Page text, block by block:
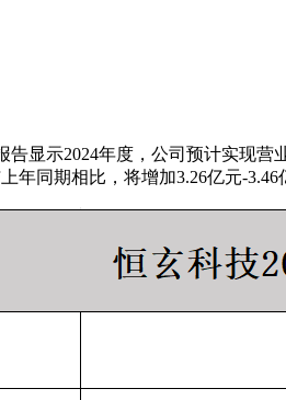
告显示2024年度，公司预计实现
同期相比，将增加3.26亿元-3.46